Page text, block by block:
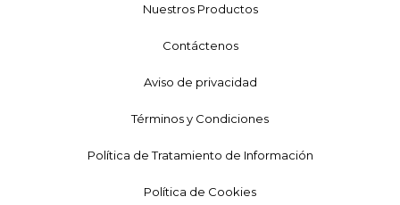
Nuestros Productos
Contáctenos
Aviso de privacidad
Términos y Condiciones
Política de Tratamiento de Información
Política de Cookies